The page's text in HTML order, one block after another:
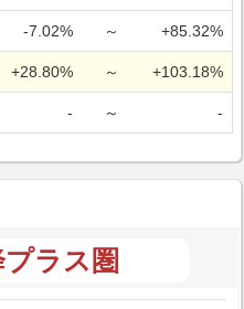
-7.02% ～ +85.32%
+28.80% ～ +103.18%
- ～ -
ラス圏